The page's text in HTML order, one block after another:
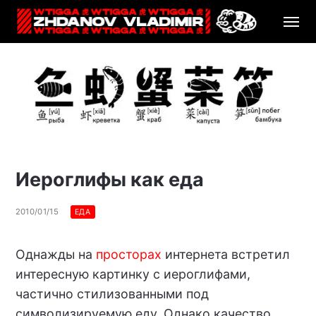
Иероглифы как еда
2010/01/15 ЕДА
Однажды на просторах интернета встретил
интересную картинку с иероглифами,
частично стилизованными под